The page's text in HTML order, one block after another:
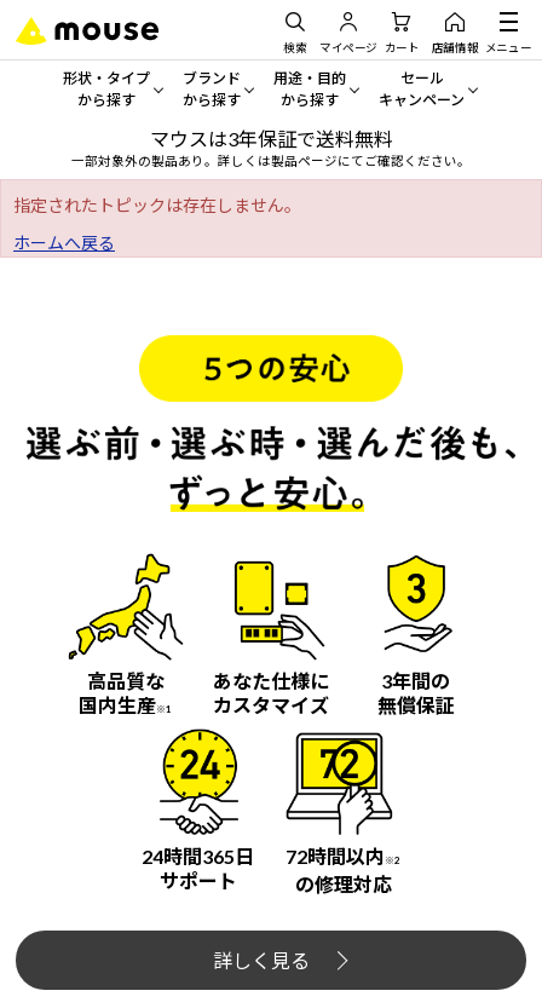
検索 マイページ カート 店舗情報 メニュー
形状・タイプ
から探す
形状・タイプから探す をすべてみる
デスクトップPC
ノートPC
ワークステーション
Windows 11|
ブランド
から探す
mouse
G TUNE
NEXTGEAR
MousePro
iiyama
Windows 11| Copilot+ PC
用途・目的
から探す
一般向けパソコン
クリエイティブ向け
学習向けパソコン
スペック/パーツ別
AIおすすめパソコン
Copilot+ PC
セール
キャンペーン
セール・キャンペー
おすすめ目玉パソコン
今イチオシのパソコンをピ
Windows 11| Copilot+ PC
マウスは3年保証で送料無料
一部対象外の製品あり。詳しくは製品ページにてご確認ください。
指定されたトピックは存在しません。
ホームへ戻る
高品質な
国内生産※1
あなた仕様に
カスタマイズ
3年間の
無償保証
24時間365日
サポート
72時間以内 ※2
の修理対応
詳しく見る